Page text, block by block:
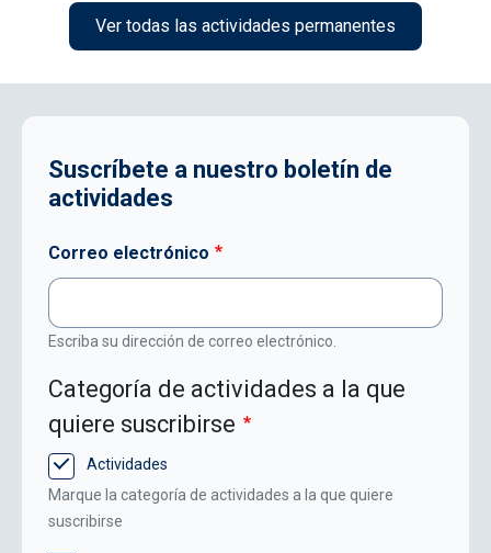
Ver todas las actividades permanentes
Suscríbete a nuestro boletín de
actividades
Correo electrónico
Escriba su dirección de correo electrónico.
Categoría de actividades a la que
quiere suscribirse
Actividades
Marque la categoría de actividades a la que quiere
suscribirse